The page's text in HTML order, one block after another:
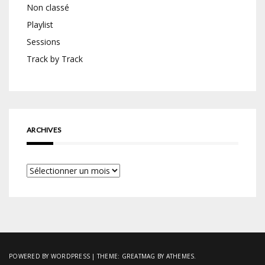
Non classé
Playlist
Sessions
Track by Track
ARCHIVES
Archives
POWERED BY WORDPRESS |THEME: GREATMAG BY ATHEMES.